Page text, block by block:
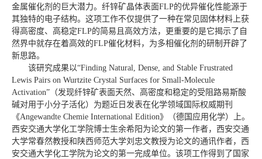
金属催化剂的巨大潜力。纤锌矿晶体表面FLP的优异催化性能源于
其独特的电子结构。这项工作不仅提供了一种在常见固体材料上获
得高密度、高稳定FLP的简易且高效方法，更重要的是它揭示了自
然界中就存在着高效的FLP催化材料，为多相催化剂的研制开辟了
新思路。
该研究成果以“Finding Natural, Dense, and Stable Frustrated
Lewis Pairs on Wurtzite Crystal Surfaces for Small-Molecule
Activation”（发现纤锌矿表面天然、高密度和稳定的受阻路易斯酸
碱对用于小分子活化）为题近日发表在化学领域国际权威期刊
《Angewandte Chemie International Edition》（德国应用化学）上。
西安交通大学化工学院博士生余希阳为论文的第一作者，西安交通
大学常春然教授和陕西师范大学刘忠文教授为论文的通讯作者，西
安交通大学化工学院为论文的第一完成单位。该项工作得到了国家